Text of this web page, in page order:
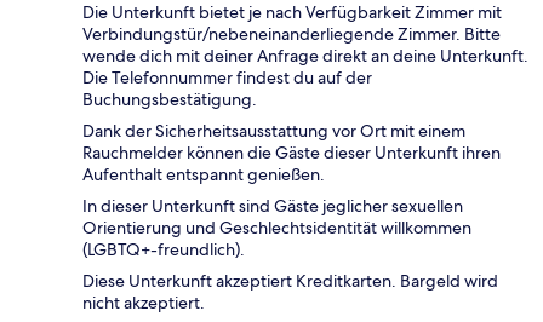
Die Unterkunft bietet je nach Verfügbarkeit Zimmer mit
Verbindungstür/nebeneinanderliegende Zimmer. Bitte
wende dich mit deiner Anfrage direkt an deine Unterkunft.
Die Telefonnummer findest du auf der
Buchungsbestätigung.
Dank der Sicherheitsausstattung vor Ort mit einem
Rauchmelder können die Gäste dieser Unterkunft ihren
Aufenthalt entspannt genießen.
In dieser Unterkunft sind Gäste jeglicher sexuellen
Orientierung und Geschlechtsidentität willkommen
(LGBTQ+-freundlich).
Diese Unterkunft akzeptiert Kreditkarten. Bargeld wird
nicht akzeptiert.